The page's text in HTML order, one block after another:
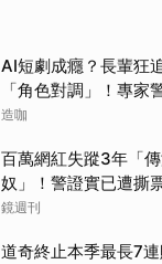
AI短劇成癮？長輩狂
「角色對調」！專家
造咖
百萬網紅失蹤3年「
奴」！警證實已遭撕
況曝光
鏡週刊
道奇終止本季最長7